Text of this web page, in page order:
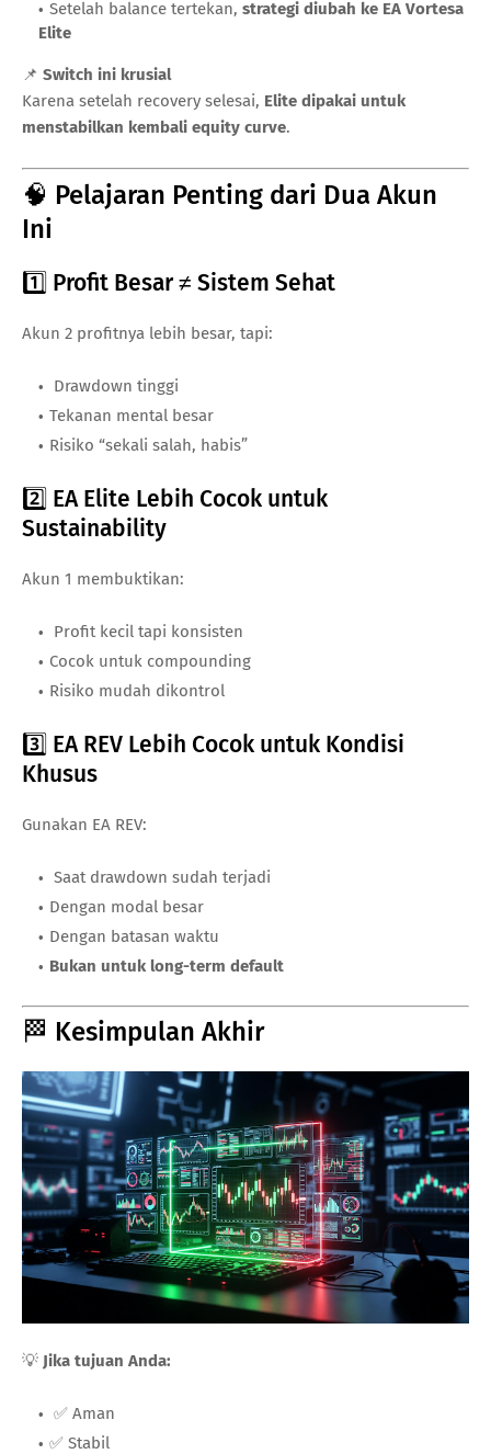
Setelah balance tertekan, strategi diubah ke EA Vortesa
Elite
📌 Switch ini krusial
Karena setelah recovery selesai, Elite dipakai untuk
menstabilkan kembali equity curve.
🧠 Pelajaran Penting dari Dua Akun
Ini
1️⃣ Profit Besar ≠ Sistem Sehat
Akun 2 profitnya lebih besar, tapi:
Drawdown tinggi
Tekanan mental besar
Risiko “sekali salah, habis”
2️⃣ EA Elite Lebih Cocok untuk
Sustainability
Akun 1 membuktikan:
Profit kecil tapi konsisten
Cocok untuk compounding
Risiko mudah dikontrol
3️⃣ EA REV Lebih Cocok untuk Kondisi
Khusus
Gunakan EA REV:
Saat drawdown sudah terjadi
Dengan modal besar
Dengan batasan waktu
Bukan untuk long-term default
🏁 Kesimpulan Akhir
💡 Jika tujuan Anda:
✅ Aman
✅ Stabil